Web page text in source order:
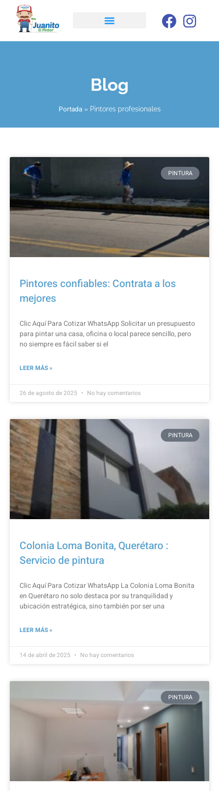
Blog
Portada» Pintores profesionales
PINTURA
Pintores confiables: Contrata a los
mejores
Clic Aquí Para Cotizar​ WhatsApp Solicitar un presupuesto
para pintar una casa, oficina o local parece sencillo, pero
no siempre es fácil saber si el
LEER MÁS »
26 de agosto de 2025 No hay comentarios
PINTURA
Colonia Loma Bonita, Querétaro :
Servicio de pintura
Clic Aquí Para Cotizar​ WhatsApp La Colonia Loma Bonita
en Querétaro no solo destaca por su tranquilidad y
ubicación estratégica, sino también por ser una
LEER MÁS »
14 de abril de 2025 No hay comentarios
PINTURA